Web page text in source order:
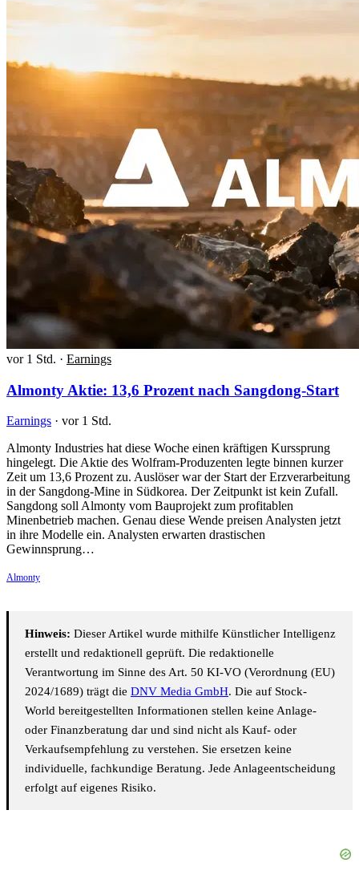
vor 1 Std. · Earnings
Almonty Aktie: 13,6 Prozent nach Sangdong-Start
Earnings · vor 1 Std.
Almonty Industries hat diese Woche einen kräftigen Kurssprung
hingelegt. Die Aktie des Wolfram-Produzenten legte binnen kurzer
Zeit um 13,6 Prozent zu. Auslöser war der Start der Erzverarbeitung
in der Sangdong-Mine in Südkorea. Der Zeitpunkt ist kein Zufall.
Sangdong soll Almonty vom Bauprojekt zum profitablen
Minenbetrieb machen. Genau diese Wende preisen Analysten jetzt
in ihre Modelle ein. Analysten erwarten drastischen
Gewinnsprung…
Almonty
Hinweis: Dieser Artikel wurde mithilfe Künstlicher Intelligenz
erstellt und redaktionell geprüft. Die redaktionelle
Verantwortung im Sinne des Art. 50 KI-VO (Verordnung (EU)
2024/1689) trägt die DNV Media GmbH. Die auf Stock-
World bereitgestellten Informationen stellen keine Anlage-
oder Finanzberatung dar und sind nicht als Kauf- oder
Verkaufsempfehlung zu verstehen. Sie ersetzen keine
individuelle, fachkundige Beratung. Jede Anlageentscheidung
erfolgt auf eigenes Risiko.